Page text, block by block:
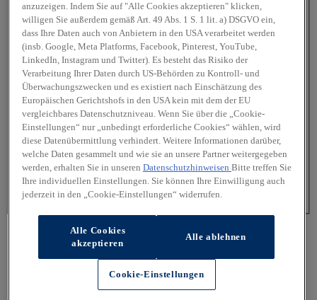
Verbau von Hyundai Original Zubehör
Kostengünstiger Hyundai Economy Service
Batterie-Check
Moderne Diagnosetechnik
Haupt- (HU) und Abgasuntersuchung (AU) vor Ort
Wartungs- und Reparaturarbeiten
Ersatzfahrzeuge anfragen
Weiter - nur noch eine Seite
anzuzeigen. Indem Sie auf "Alle Cookies akzeptieren" klicken,
willigen Sie außerdem gemäß Art. 49 Abs. 1 S. 1 lit. a) DSGVO ein,
dass Ihre Daten auch von Anbietern in den USA verarbeitet werden
(insb. Google, Meta Platforms, Facebook, Pinterest, YouTube,
LinkedIn, Instagram und Twitter). Es besteht das Risiko der
Verarbeitung Ihrer Daten durch US-Behörden zu Kontroll- und
Überwachungszwecken und es existiert nach Einschätzung des
Europäischen Gerichtshofs in den USA kein mit dem der EU
vergleichbares Datenschutzniveau. Wenn Sie über die „Cookie-
Einstellungen“ nur „unbedingt erforderliche Cookies“ wählen, wird
diese Datenübermittlung verhindert. Weitere Informationen darüber,
welche Daten gesammelt und wie sie an unsere Partner weitergegeben
werden, erhalten Sie in unseren Datenschutzhinweisen Bitte treffen Sie
Ihre individuellen Einstellungen. Sie können Ihre Einwilligung auch
jederzeit in den „Cookie-Einstellungen“ widerrufen.
Alle Cookies
akzeptieren
Alle ablehnen
Cookie-Einstellungen